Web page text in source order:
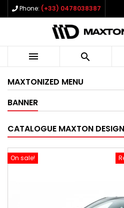
Phone: (+33) 0478038387
 
MAXTONIZED MENU
BANNER
CATALOGUE MAXTON DESIGN
On sale!